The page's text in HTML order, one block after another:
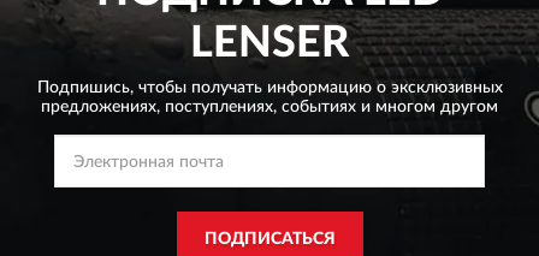
ночник. Вес маленький, соответствует заявленному. Клипса-
зажим хорошо держит даже на тонком кармане рубашки.
На природе клипса будет очень востребована, наверное.
Недостаток -- вместо металла сделан из пластика,
присутствует небольшой постоянный синтетический запах.
Спасибо!
LENSER
Подпишись, чтобы получать информацию о эксклюзивных
предложениях, поступлениях, событиях и многом другом
ПОДПИСАТЬСЯ